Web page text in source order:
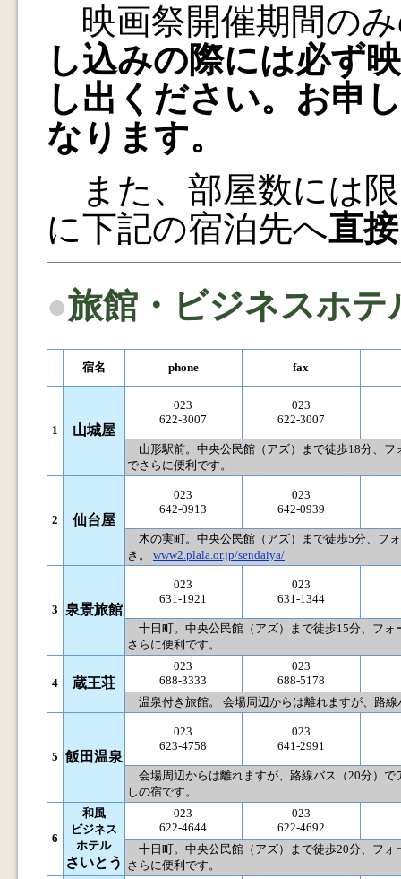
映画祭開催期間の
し込みの際には必ず
し出ください。お申
なります。
また、部屋数には
に下記の宿泊先へ直
●旅館・ビジネスホテ
宿名 phone fax
1 山城屋
023
622-3007
023
622-3007
山形駅前。中央公民館（アズ）まで徒歩18分、フ
でさらに便利です。
2 仙台屋
023
642-0913
023
642-0939
木の実町。中央公民館（アズ）まで徒歩5分、フ
き。 www2.plala.or.jp/sendaiya/
3 泉景旅館
023
631-1921
023
631-1344
十日町。中央公民館（アズ）まで徒歩15分、フォ
さらに便利です。
4 蔵王荘
023
688-3333
023
688-5178
温泉付き旅館。 会場周辺からは離れますが、路
5 飯田温泉
023
623-4758
023
641-2991
会場周辺からは離れますが、路線バス（20分）
しの宿です。
6
和風
ビジネス
ホテル
さいとう
023
622-4644
023
622-4692
十日町。中央公民館（アズ）まで徒歩20分、フォ
さらに便利です。